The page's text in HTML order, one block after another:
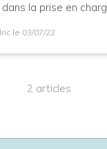
la prise en
le 03/07/22
2 articles